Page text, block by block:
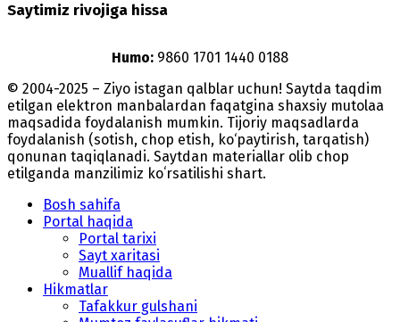
Saytimiz rivojiga hissa
Humo: 9860 1701 1440 0188
© 2004-2025 – Ziyo istagan qalblar uchun! Saytda taqdim
etilgan elektron manbalardan faqatgina shaxsiy mutolaa
maqsadida foydalanish mumkin. Tijoriy maqsadlarda
foydalanish (sotish, chop etish, ko‘paytirish, tarqatish)
qonunan taqiqlanadi. Saytdan materiallar olib chop
etilganda manzilimiz koʻrsatilishi shart.
Bosh sahifa
Portal haqida
Portal tarixi
Sayt xaritasi
Muallif haqida
Hikmatlar
Tafakkur gulshani